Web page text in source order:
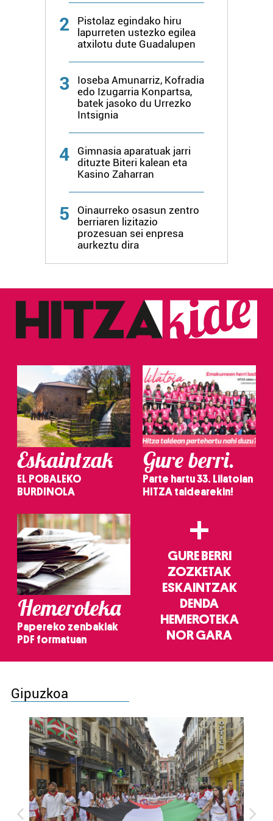
2
Pistolaz egindako hiru
lapurreten ustezko egilea
atxilotu dute Guadalupen
3
Ioseba Amunarriz, Kofradia
edo Izugarria Konpartsa,
batek jasoko du Urrezko
Intsignia
4
Gimnasia aparatuak jarri
dituzte Biteri kalean eta
Kasino Zaharran
5
Oinaurreko osasun zentro
berriaren lizitazio
prozesuan sei enpresa
aurkeztu dira
Eskaintzak
EL POBALEKO
BURDINOLA
Gure berri.
Parte hartu 33. Lilatoian
HITZA taldearekin!
Hemeroteka
Papereko zenbakiak
PDF formatuan
+
GURE BERRI
ZOZKETAK
ESKAINTZAK
DENDA
HEMEROTEKA
NOR GARA
Gipuzkoa